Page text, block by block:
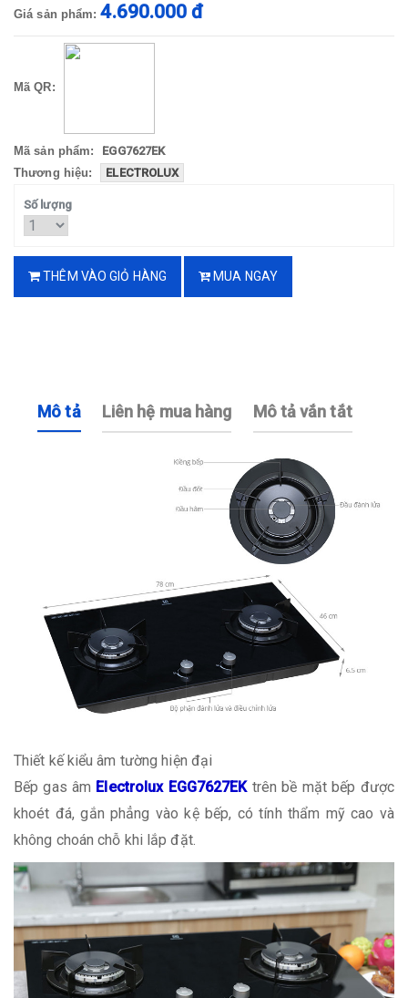
Giá sản phẩm:4.690.000 đ
Mã QR:
Mã sản phẩm:
EGG7627EK
Thương hiệu:
ELECTROLUX
Số lượng
THÊM VÀO GIỎ HÀNG MUA NGAY
Mô tả Liên hệ mua hàng Mô tả vắn tắt
Thiết kế kiểu âm tường hiện đại
Bếp gas âm Electrolux EGG7627EK trên bề mặt bếp được
khoét đá, gắn phẳng vào kệ bếp, có tính thẩm mỹ cao và
không choán chỗ khi lắp đặt.